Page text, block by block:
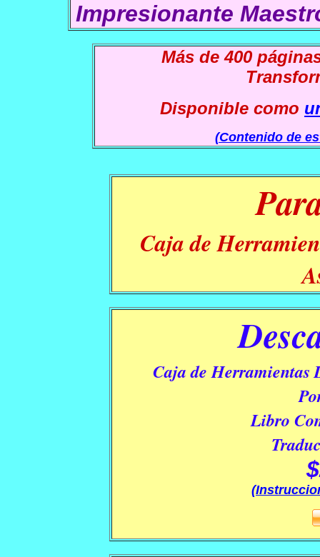
Impresionante
Más de 400
Disponible como
(Contenido de
P
Caja de
Caja de Herramientas
Libro